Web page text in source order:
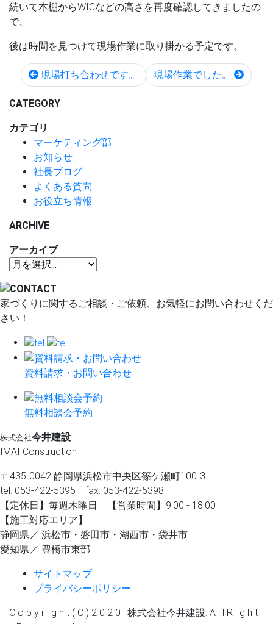
続いて本棚からWICなどの高さを再度確認してきましたの
で、
後は時間を見つけて現場作業に取り掛かる予定です。
現場打ち合わせです。 現場作業でした。
CATEGORY
カテゴリ
マーケティング部
お知らせ
社長ブログ
よくある質問
お役立ち情報
ARCHIVE
アーカイブ
家づくりに関するご相談・ご依頼、お気軽にお問い合わせくだ
さい！
資料請求・お問い合わせ
無料相談会予約
株式会社今井建設
IMAI Construction
〒435-0042 静岡県浜松市中央区篠ケ瀬町100-3
tel. 053-422-5395 fax. 053-422-5398
【定休⽇】毎週⽊曜⽇ 【営業時間】9:00 - 18:00
【施⼯対応エリア】
静岡県／ 浜松市・磐⽥市・湖⻄市・袋井市
愛知県／ 豊橋市東部
サイトマップ
プライバシーポリシー
C o p y r i g h t ( C ) 2 0 2 0 . 株式会社今井建設. A l l R i g h t